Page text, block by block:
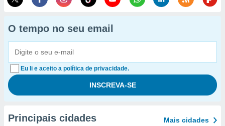
O tempo no seu email
Eu li e aceito a política de privacidade.
Principais cidades Mais cidades